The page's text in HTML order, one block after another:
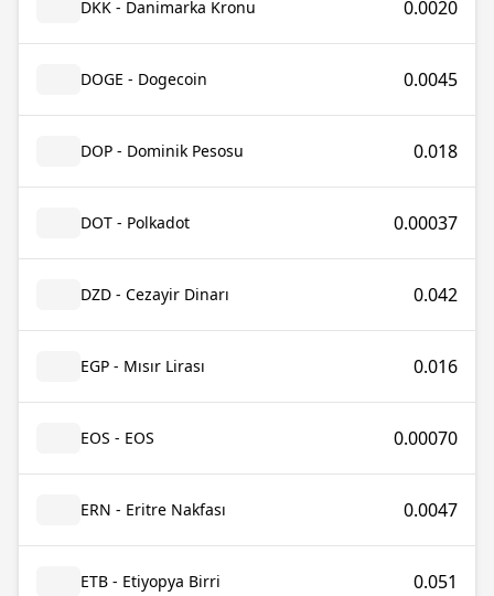
DKK - Danimarka Kronu 0.0020
DOGE - Dogecoin 0.0045
DOP - Dominik Pesosu 0.018
DOT - Polkadot 0.00037
DZD - Cezayir Dinarı 0.042
EGP - Mısır Lirası 0.016
EOS - EOS 0.00070
ERN - Eritre Nakfası 0.0047
ETB - Etiyopya Birri 0.051